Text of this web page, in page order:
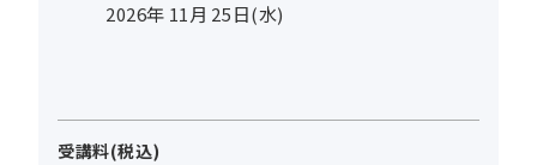
2026年 11月 25日(水)
受講料(税込)